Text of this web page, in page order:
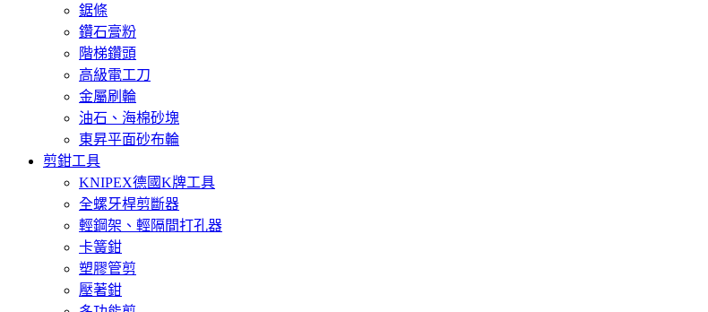
鋸條
鑽石膏粉
階梯鑽頭
高級電工刀
金屬刷輪
油石、海棉砂塊
東昇平面砂布輪
剪鉗工具
KNIPEX德國K牌工具
全螺牙桿剪斷器
輕鋼架、輕隔間打孔器
卡簧鉗
塑膠管剪
壓著鉗